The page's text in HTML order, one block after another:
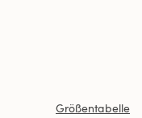
Größentabelle